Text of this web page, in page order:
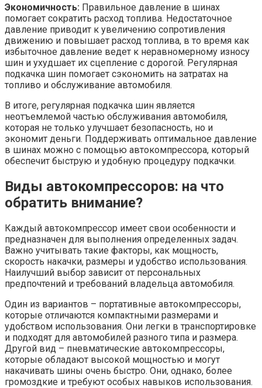
Экономичность: Правильное давление в шинах
помогает сократить расход топлива. Недостаточное
давление приводит к увеличению сопротивления
движению и повышает расход топлива, в то время как
избыточное давление ведет к неравномерному износу
шин и ухудшает их сцепление с дорогой. Регулярная
подкачка шин помогает сэкономить на затратах на
топливо и обслуживание автомобиля.
В итоге, регулярная подкачка шин является
неотъемлемой частью обслуживания автомобиля,
которая не только улучшает безопасность, но и
экономит деньги. Поддерживать оптимальное давление
в шинах можно с помощью автокомпрессора, который
обеспечит быструю и удобную процедуру подкачки.
Виды автокомпрессоров: на что
обратить внимание?
Каждый автокомпрессор имеет свои особенности и
предназначен для выполнения определенных задач.
Важно учитывать такие факторы, как мощность,
скорость накачки, размеры и удобство использования.
Наилучший выбор зависит от персональных
предпочтений и требований владельца автомобиля.
Один из вариантов – портативные автокомпрессоры,
которые отличаются компактными размерами и
удобством использования. Они легки в транспортировке
и подходят для автомобилей разного типа и размера.
Другой вид – пневматические автокомпрессоры,
которые обладают высокой мощностью и могут
накачивать шины очень быстро. Они, однако, более
громоздкие и требуют особых навыков использования.